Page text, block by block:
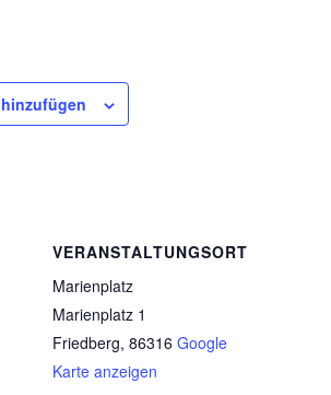
VERANSTALTUNGSORT
Marienplatz
Marienplatz 1
Friedberg, 86316 Google
Karte anzeigen